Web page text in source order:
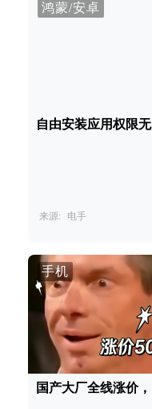
鸿蒙/安卓
自由安装应用权限
来源: 电手
手机
国产大厂全线涨价